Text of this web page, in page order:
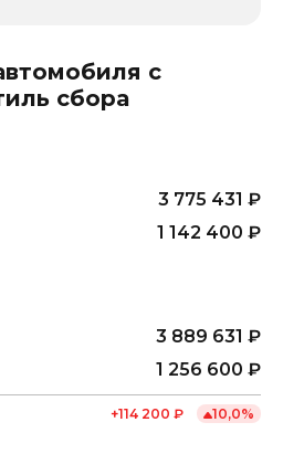
с
сбора
3 775 431 ₽
1 142 400 ₽
3 889 631 ₽
1 256 600 ₽
+114 200 ₽ 10,0%